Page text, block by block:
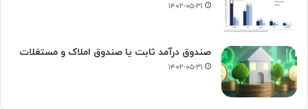
۱۴۰۲-۰۵-۳۱
صندوق درآمد ثابت یا صندوق املاک و مستغلات
۱۴۰۲-۰۵-۳۱